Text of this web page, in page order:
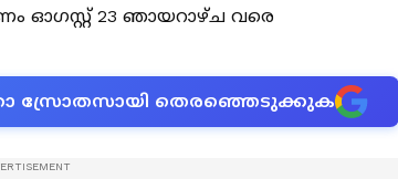
ഓഗസ്റ്റ് 23 ഞായറാഴ്ച വരെ
സ്രോതസായി തെരഞ്ഞെടുക്കുക